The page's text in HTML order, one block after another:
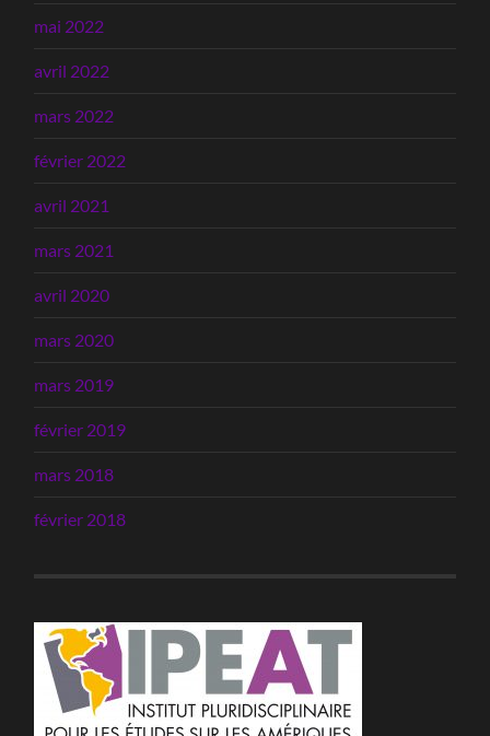
mai 2022
avril 2022
mars 2022
février 2022
avril 2021
mars 2021
avril 2020
mars 2020
mars 2019
février 2019
mars 2018
février 2018